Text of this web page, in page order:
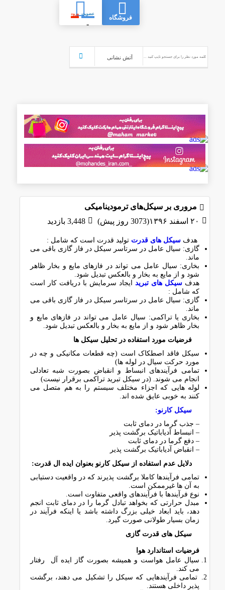
فروشگاه
عضویت
-
ورود
مروری بر سیکل‌های ترمودینامیکی
۲۰ اسفند ۱۳۹۶(3073 روز پیش)
3,448 بازدید
هدف ﺳﯿﮑﻞ ﻫﺎی ﻗﺪرت ﺗﻮﻟﯿﺪ ﻗﺪرت اﺳﺖ که شامل :
ﮔﺎزی: ﺳﯿﺎل ﻋﺎﻣﻞ در ﺳﺮﺗﺎﺳﺮ ﺳﯿﮑﻞ در ﻓﺎز ﮔﺎزی ﺑﺎﻗﯽ ﻣﯽ
ﻣﺎﻧﺪ.
ﺑﺨﺎری: ﺳﯿﺎل ﻋﺎﻣﻞ ﻣﯽ ﺗﻮاﻧﺪ در ﻓﺎزﻫﺎی ﻣﺎﯾﻊ و ﺑﺨﺎر ﻇﺎﻫﺮ
ﺷﻮد و از ﻣﺎﯾﻊ ﺑﻪ ﺑﺨﺎر و ﺑﺎﻟﻌﮑﺲ ﺗﺒﺪﯾﻞ ﺷﻮد.
هدف ﺳﯿﮑﻞ ﻫﺎی ﺗﺒﺮﯾﺪ اﯾﺠﺎد ﺳﺮﻣﺎﯾﺶ ﺑﺎ درﯾﺎﻓﺖ ﮐﺎر اﺳﺖ
که شامل :
ﮔﺎزی: ﺳﯿﺎل ﻋﺎﻣﻞ در ﺳﺮﺗﺎﺳﺮ ﺳﯿﮑﻞ در ﻓﺎز ﮔﺎزی ﺑﺎﻗﯽ ﻣﯽ
ﻣﺎﻧﺪ.
ﺑﺨﺎری ﯾﺎ ﺗﺮاﮐﻤﯽ: ﺳﯿﺎل ﻋﺎﻣﻞ ﻣﯽ ﺗﻮاﻧﺪ در ﻓﺎزﻫﺎی ﻣﺎﯾﻊ و
ﺑﺨﺎر ﻇﺎﻫﺮ ﺷﻮد و از ﻣﺎﯾﻊ ﺑﻪ ﺑﺨﺎر و ﺑﺎﻟﻌﮑﺲ ﺗﺒﺪﯾﻞ ﺷﻮد.
ﻓﺮﺿﯿﺎت ﻣﻮرد اﺳﺘﻔﺎده در ﺗﺤﻠﯿﻞ ﺳﯿﮑﻞ ﻫﺎ
ﺳﯿﮑﻞ ﻓﺎﻗﺪ اﺻﻄﮑﺎک اﺳﺖ (ﭼﻪ ﻗﻄﻌﺎت ﻣﮑﺎﻧﯿﮑﯽ و ﭼﻪ در
ﻣﻮرد ﺣﺮﮐﺖ ﺳﯿﺎل در ﻟﻮﻟﻪ ﻫﺎ)
ﺗﻤﺎﻣﯽ ﻓﺮآﯾﻨﺪﻫﺎی اﻧﺒﺴﺎط و اﻧﻘﺒﺎض ﺑﺼﻮرت ﺷﺒﻪ ﺗﻌﺎدﻟﯽ
اﻧﺠﺎم ﻣﯽ ﺷﻮﻧﺪ. (در ﺳﯿﮑﻞ ﺗﺒﺮﯾﺪ ﺗﺮاﮐﻤﯽ ﺑﺮﻗﺮار ﻧﯿﺴﺖ)
ﻟﻮﻟﻪ ﻫﺎﯾﯽ ﮐﻪ اﺟﺰاء ﻣﺨﺘﻠﻒ ﺳﯿﺴﺘﻢ را ﺑﻪ ﻫﻢ ﻣﺘﺼﻞ ﻣﯽ
ﮐﻨﻨﺪ ﺑﻪ ﺧﻮﺑﯽ ﻋﺎﯾﻖ ﺷﺪه اﻧﺪ.
ﺳﯿﮑﻞ ﮐﺎرﻧﻮ:
– ﺟﺬب ﮔﺮﻣﺎ در دﻣﺎی ﺛﺎﺑﺖ
– اﻧﺒﺴﺎط آدﯾﺎﺑﺎﺗﯿﮏ ﺑﺮﮔﺸﺖ ﭘﺬﯾﺮ
– دﻓﻊ ﮔﺮﻣﺎ در دﻣﺎی ﺛﺎﺑﺖ
– اﻧﻘﺒﺎض آدﯾﺎﺑﺎﺗﯿﮏ ﺑﺮﮔﺸﺖ ﭘﺬﯾﺮ
دﻻﯾﻞ ﻋﺪم اﺳﺘﻔﺎده از ﺳﯿﮑﻞ ﮐﺎرﻧﻮ ﺑﻌﻨﻮان اﯾﺪه ال ﻗﺪرت:
ﺗﻤﺎﻣﯽ ﻓﺮآﯾﻨﺪﻫﺎ ﮐﺎﻣﻼ ﺑﺮﮔﺸﺖ ﭘﺬﯾﺮﻧﺪ ﮐﻪ در واﻗﻌﯿﺖ دﺳﺘﯿﺎﺑﯽ
ﺑﻪ آن ﻫﺎ ﻏﯿﺮﻣﻤﮑﻦ اﺳﺖ.
ﻧﻮع ﻓﺮآﯾﻨﺪﻫﺎ ﺑﺎ ﻓﺮآﯾﻨﺪﻫﺎی واﻗﻌﯽ ﻣﺘﻔﺎوت اﺳﺖ.
ﻣﺒﺪل ﺣﺮارﺗﯽ ﮐﻪ ﺑﺨﻮاﻫﺪ ﺗﺒﺎدل ﮔﺮﻣﺎ را در دﻣﺎی ﺛﺎﺑﺖ اﻧﺠﻢ
دﻫﺪ، ﺑﺎﯾﺪ اﺑﻌﺎد ﺧﯿﻠﯽ ﺑﺰرگ داﺷﺘﻪ ﺑﺎﺷﺪ ﯾﺎ اﯾﻨﮑﻪ ﻓﺮآﯾﻨﺪ در
زﻣﺎن ﺑﺴﯿﺎر ﻃﻮﻻﻧﯽ ﺻﻮرت ﮔﯿﺮد.
ﺳﯿﮑﻞ ﻫﺎی ﻗﺪرت ﮔﺎزی
ﻓﺮﺿﯿﺎت اﺳﺘﺎﻧﺪارد ﻫﻮا
ﺳﯿﺎل ﻋﺎﻣﻞ ﻫﻮاﺳﺖ و ﻫﻤﯿﺸﻪ ﺑﺼﻮرت ﮔﺎز اﯾﺪه آل رﻓﺘﺎر
ﻣﯽ ﮐﻨﺪ.
ﺗﻤﺎﻣﯽ ﻓﺮآﯾﻨﺪﻫﺎﯾﯽ ﮐﻪ ﺳﯿﮑﻞ را ﺗﺸﮑﯿﻞ ﻣﯽ دﻫﻨﺪ، ﺑﺮﮔﺸﺖ
ﭘﺬﯾﺮ داﺧﻠﯽ ﻫﺴﺘﻨﺪ.